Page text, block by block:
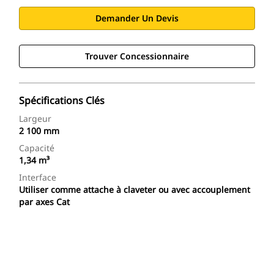
Demander Un Devis
Trouver Concessionnaire
Spécifications Clés
Largeur
2 100 mm
Capacité
1,34 m³
Interface
Utiliser comme attache à claveter ou avec accouplement
par axes Cat